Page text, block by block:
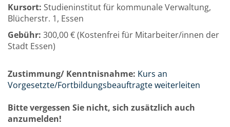
Kursort: Studieninstitut für kommunale Verwaltung,
Blücherstr. 1, Essen
Gebühr: 300,00 € (Kostenfrei für Mitarbeiter/innen der
Stadt Essen)
Zustimmung/ Kenntnisnahme: Kurs an
Vorgesetzte/Fortbildungsbeauftragte weiterleiten
Bitte vergessen Sie nicht, sich zusätzlich auch
anzumelden!